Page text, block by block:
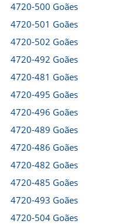
4720-500 Goães
4720-501 Goães
4720-502 Goães
4720-492 Goães
4720-481 Goães
4720-495 Goães
4720-496 Goães
4720-489 Goães
4720-486 Goães
4720-482 Goães
4720-485 Goães
4720-493 Goães
4720-504 Goães